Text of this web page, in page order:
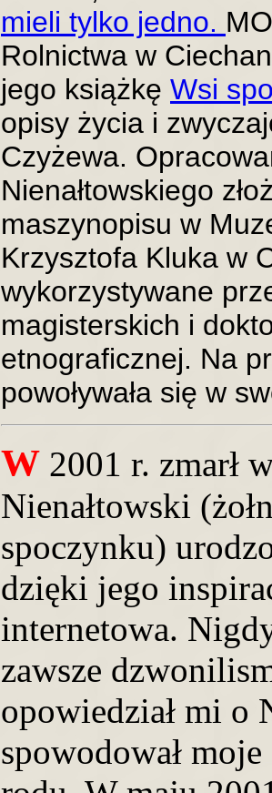
mieli tylko jedno.
Rolnictwa w
jego książkę Wsi
opisy życia i
Czyżewa.
Nienałtowskiego
maszynopisu w
Krzysztofa Kluka w
wykorzystywane
magisterskich i
etnograficznej. Na
powoływała się w
W 2001 r. zmarł
Nienałtowski
spoczynku)
dzięki jego
internetowa.
zawsze
opowiedział mi o
spowodował